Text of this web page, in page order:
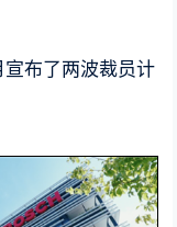
布了两波裁员计